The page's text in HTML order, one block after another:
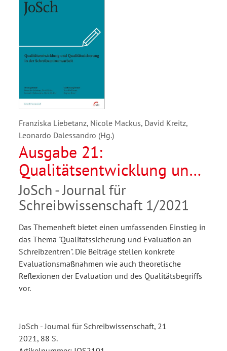
Franziska Liebetanz, Nicole Mackus, David Kreitz,
Leonardo Dalessandro (Hg.)
Ausgabe 21:
Qualitätsentwicklung und
Qualitätssicherung in der
Schreibzentrumsarbeit
JoSch - Journal für
Schreibwissenschaft 1/2021
Das Themenheft bietet einen umfassenden Einstieg in
das Thema "Qualitätssicherung und Evaluation an
Schreibzentren". Die Beiträge stellen konkrete
Evaluationsmaßnahmen wie auch theoretische
Reflexionen der Evaluation und des Qualitätsbegriffs
vor.
JoSch - Journal für Schreibwissenschaft, 21
2021, 88 S.